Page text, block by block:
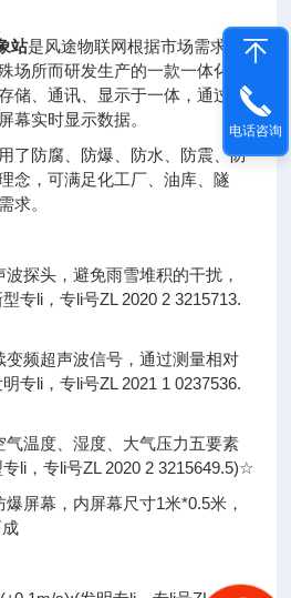
站是风途物联网根据市场需求，
场所而研发生产的一款一体化气
储、通讯、显示于一体，通过有
幕实时显示数据。
了防腐、防爆、防水、防震、防
念，可满足化工厂、油库、隧
求。
探头，避免雨雪堆积的干扰，
专li ，专li号ZL 2020 2 3215713.
变频超声波信号，通过测量相对
专li ，专li号ZL 2021 1 0237536.
气温度、湿度、大气压力五要素
专li ，专li号ZL 2020 2 3215649.5)☆
屏幕，内屏幕尺寸1米*0.5米，
电话咨询